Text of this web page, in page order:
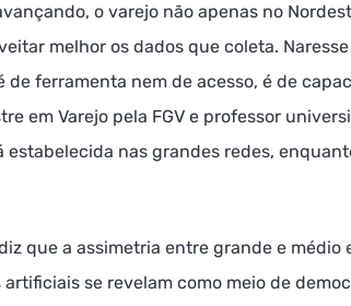
o varejo não apenas no
melhor os dados que coleta.
de ferramenta nem de acesso, é de
em Varejo pela FGV e professor
estabelecida nas grandes redes,
que a assimetria entre grande e médio
se revelam como meio de